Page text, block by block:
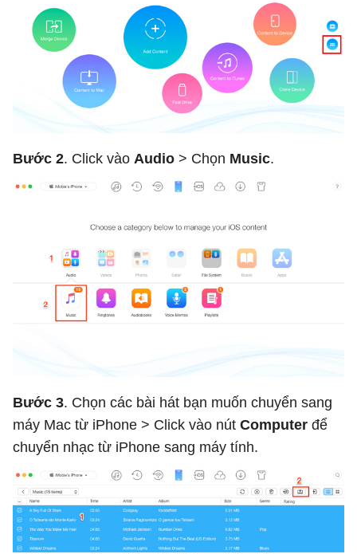
Bước 2. Click vào Audio > Chọn Music.
Bước 3. Chọn các bài hát bạn muốn chuyển sang
máy Mac từ iPhone > Click vào nút Computer để
chuyển nhạc từ iPhone sang máy tính.